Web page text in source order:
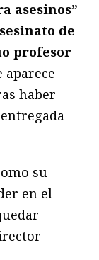
asesinos”
de
profesor
aparece
haber
su
en el